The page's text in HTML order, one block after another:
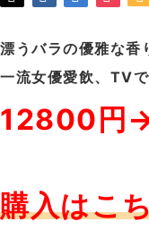
漂うバラの優雅な
一流女優愛飲、TV
12800円
購入はこ